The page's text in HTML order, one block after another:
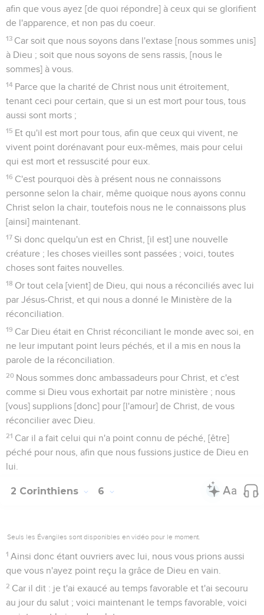
afin que vous ayez [de quoi répondre] à ceux qui se glorifient
de l'apparence, et non pas du coeur.
13 Car soit que nous soyons dans l'extase [nous sommes unis]
à Dieu ; soit que nous soyons de sens rassis, [nous le
sommes] à vous.
14 Parce que la charité de Christ nous unit étroitement,
tenant ceci pour certain, que si un est mort pour tous, tous
aussi sont morts ;
15 Et qu'il est mort pour tous, afin que ceux qui vivent, ne
vivent point dorénavant pour eux-mêmes, mais pour celui
qui est mort et ressuscité pour eux.
16 C'est pourquoi dès à présent nous ne connaissons
personne selon la chair, même quoique nous ayons connu
Christ selon la chair, toutefois nous ne le connaissons plus
[ainsi] maintenant.
17 Si donc quelqu'un est en Christ, [il est] une nouvelle
créature ; les choses vieilles sont passées ; voici, toutes
choses sont faites nouvelles.
18 Or tout cela [vient] de Dieu, qui nous a réconciliés avec lui
par Jésus-Christ, et qui nous a donné le Ministère de la
réconciliation.
19 Car Dieu était en Christ réconciliant le monde avec soi, en
ne leur imputant point leurs péchés, et il a mis en nous la
parole de la réconciliation.
20 Nous sommes donc ambassadeurs pour Christ, et c'est
comme si Dieu vous exhortait par notre ministère ; nous
[vous] supplions [donc] pour [l'amour] de Christ, de vous
réconcilier avec Dieu.
21 Car il a fait celui qui n'a point connu de péché, [être]
péché pour nous, afin que nous fussions justice de Dieu en
lui.
2 Corinthiens 6
Seuls les Évangiles sont disponibles en vidéo pour le moment.
1 Ainsi donc étant ouvriers avec lui, nous vous prions aussi
que vous n'ayez point reçu la grâce de Dieu en vain.
2 Car il dit : je t'ai exaucé au temps favorable et t'ai secouru
au jour du salut ; voici maintenant le temps favorable, voici